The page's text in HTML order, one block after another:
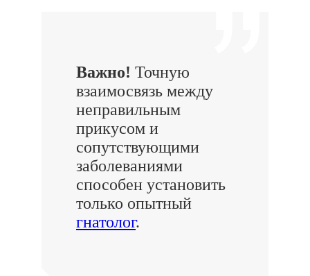
Важно! Точную
взаимосвязь между
неправильным
прикусом и
сопутствующими
заболеваниями
способен установить
только опытный
гнатолог.